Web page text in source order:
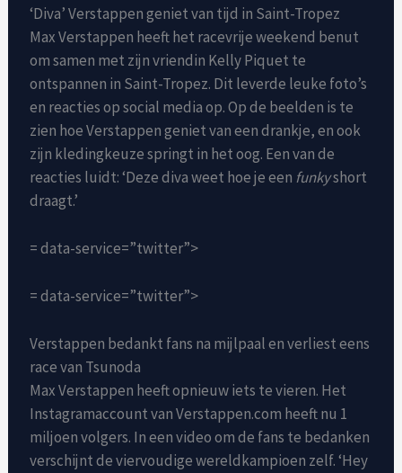
‘Diva’ Verstappen geniet van tijd in Saint-Tropez
Max Verstappen heeft het racevrije weekend benut
om samen met zijn vriendin Kelly Piquet te
ontspannen in Saint-Tropez. Dit leverde leuke foto’s
en reacties op social media op. Op de beelden is te
zien hoe Verstappen geniet van een drankje, en ook
zijn kledingkeuze springt in het oog. Een van de
reacties luidt: ‘Deze diva weet hoe je een funkyshort
draagt.’
= data-service=”twitter”>
= data-service=”twitter”>
Verstappen bedankt fans na mijlpaal en verliest eens
race van Tsunoda
Max Verstappen heeft opnieuw iets te vieren. Het
Instagramaccount van Verstappen.com heeft nu 1
miljoen volgers. In een video om de fans te bedanken
verschijnt de viervoudige wereldkampioen zelf. ‘Hey